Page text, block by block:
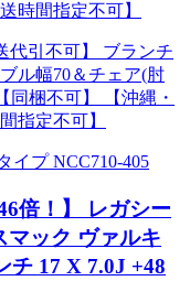
時間指定不可】
代引不可】 ブランチ
ル幅70＆チェア(肘
同梱不可】 【沖縄・
指定不可】
イプ NCC710-405
倍！】 レガシー
ック ヴァルキ
チ 17 X 7.0J +48